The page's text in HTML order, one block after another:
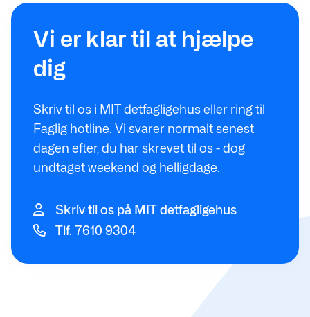
Vi er klar til at hjælpe
dig
Skriv til os i MIT detfagligehus eller ring til
Faglig hotline. Vi svarer normalt senest
dagen efter, du har skrevet til os - dog
undtaget weekend og helligdage.
Skriv til os på MIT detfagligehus
Tlf. 7610 9304